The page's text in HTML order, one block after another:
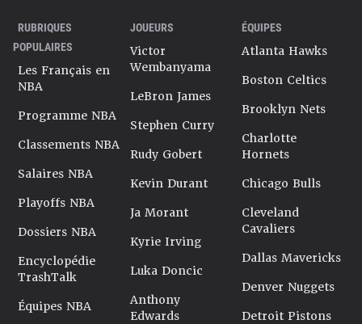
RUBRIQUES
POPULAIRES
Les Français en
NBA
Programme NBA
Classements NBA
Salaires NBA
Playoffs NBA
Dossiers NBA
Encyclopédie
TrashTalk
Équipes NBA
JOUEURS
Victor
Wembanyama
LeBron James
Stephen Curry
Rudy Gobert
Kevin Durant
Ja Morant
Kyrie Irving
Luka Doncic
Anthony
Edwards
ÉQUIPES
Atlanta Hawks
Boston Celtics
Brooklyn Nets
Charlotte
Hornets
Chicago Bulls
Cleveland
Cavaliers
Dallas Mavericks
Denver Nuggets
Detroit Pistons